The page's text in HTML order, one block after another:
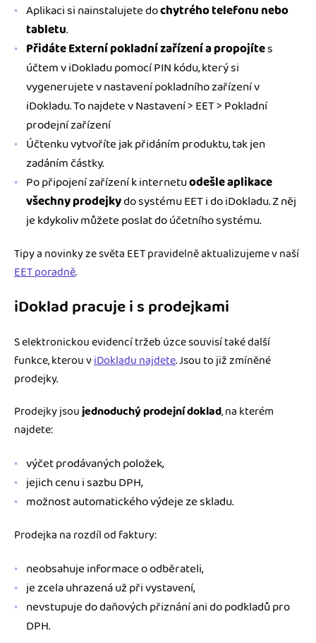
Aplikaci si nainstalujete dochytrého telefonu nebo
tabletu.
Přidáte Externí pokladní zařízení a propojítes
účtem v iDokladu pomocí PIN kódu, který si
vygenerujete v nastavení pokladního zařízení v
iDokladu. To najdete v Nastavení > EET > Pokladní
prodejní zařízení
Účtenku vytvoříte jak přidáním produktu, tak jen
zadáním částky.
Po připojení zařízení k internetuodešle aplikace
všechny prodejkydo systému EET i do iDokladu. Z něj
je kdykoliv můžete poslat do účetního systému.
Tipy a novinky ze světa EET pravidelně aktualizujeme v naší
EET poradně.
iDoklad pracuje i s prodejkami
S elektronickou evidencí tržeb úzce souvisí také další
funkce, kterou viDokladu najdete. Jsou to již zmíněné
prodejky.
Prodejky jsoujednoduchý prodejní doklad, na kterém
najdete:
výčet prodávaných položek,
jejich cenu i sazbu DPH,
možnost automatického výdeje ze skladu.
Prodejka na rozdíl od faktury:
neobsahuje informace o odběrateli,
je zcela uhrazená už při vystavení,
nevstupuje do daňových přiznání ani do podkladů pro
DPH.